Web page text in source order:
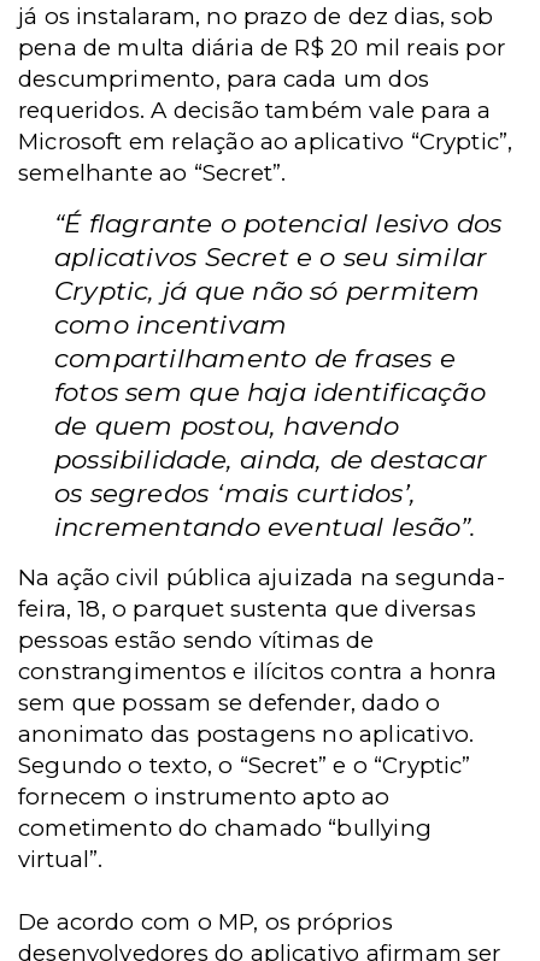
já os instalaram, no prazo de dez dias, sob
pena de multa diária de R$ 20 mil reais por
descumprimento, para cada um dos
requeridos. A decisão também vale para a
Microsoft em relação ao aplicativo “Cryptic”,
semelhante ao “Secret”.
“É flagrante o potencial lesivo dos
aplicativos Secret e o seu similar
Cryptic, já que não só permitem
como incentivam
compartilhamento de frases e
fotos sem que haja identificação
de quem postou, havendo
possibilidade, ainda, de destacar
os segredos ‘mais curtidos’,
incrementando eventual lesão”.
Na ação civil pública ajuizada na segunda-
feira, 18, o parquet sustenta que diversas
pessoas estão sendo vítimas de
constrangimentos e ilícitos contra a honra
sem que possam se defender, dado o
anonimato das postagens no aplicativo.
Segundo o texto, o “Secret” e o “Cryptic”
fornecem o instrumento apto ao
cometimento do chamado “bullying
virtual”.
De acordo com o MP, os próprios
desenvolvedores do aplicativo afirmam ser